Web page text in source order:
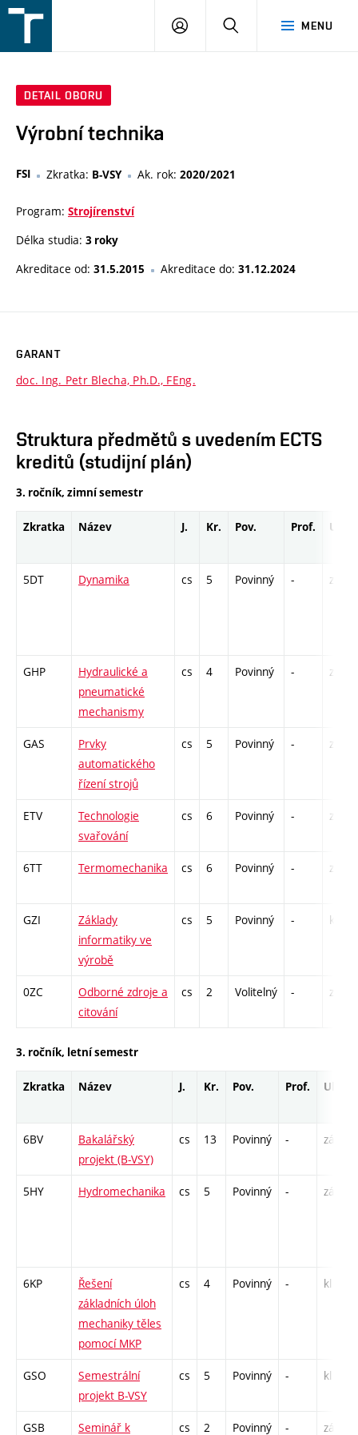
v
MENU
PŘIHLÁŠENÍ
DETAIL OBORU
Výrobní technika
FSI Zkratka: B-VSY Ak. rok: 2020/2021
Program: Strojírenství
Délka studia: 3 roky
Akreditace od: 31.5.2015 Akreditace do: 31.12.2024
GARANT
doc. Ing. Petr Blecha, Ph.D., FEng.
Struktura předmětů s uvedením ECTS
kreditů (studijní plán)
3. ročník, zimní semestr
Zkratka Název J. Kr. Pov. Prof. Uk.
5DT Dynamika cs 5 Povinný - zá,zk
GHP
Hydraulické a
pneumatické
mechanismy
cs 4 Povinný - zá,zk
GAS
Prvky
automatického
řízení strojů
cs 5 Povinný - zá,zk
ETV
Technologie
svařování
cs 6 Povinný - zá,zk
6TT Termomechanika cs 6 Povinný - zá,zk
GZI
Základy
informatiky ve
výrobě
cs 5 Povinný - kl
0ZC
Odborné zdroje a
citování
cs 2 Volitelný - zá
3. ročník, letní semestr
Zkratka Název J. Kr. Pov. Prof. Uk.
6BV
Bakalářský
projekt (B-VSY)
cs 13 Povinný - zá
5HY Hydromechanika cs 5 Povinný - zá,zk
6KP
Řešení
základních úloh
mechaniky těles
pomocí MKP
cs 4 Povinný - kl
GSO
Semestrální
projekt B-VSY
cs 5 Povinný - kl
GSB
Seminář k
cs 2 Povinný - zá